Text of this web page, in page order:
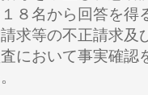
８名から回答を得
求等の不正請求及
において事実確